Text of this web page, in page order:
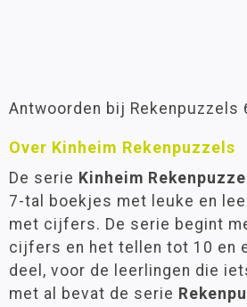
Antwoorden bij Rekenpuzzels
Over Kinheim Rekenpuzzels
De serie Kinheim
7-tal boekjes met leuke en
met cijfers. De serie begint
cijfers en het tellen tot 10 en
deel, voor de leerlingen die
met al bevat de serie